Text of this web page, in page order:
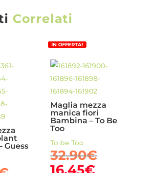
Correlati
Guess
IN OFFERTA!
Maglia mezza
manica fiori
Bambina – To Be
Too
To be Too
32.90€Il
Il